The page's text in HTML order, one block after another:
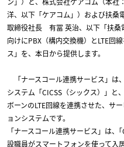
洋、以下「ケアコム」）および扶桑
取締役社長 有冨 英治、以下「扶桑
向けにPBX（構内交換機）とLTE回
ス」を、本日から提供します。
「ナースコール連携サービス」は
システム「CICSS（シックス）」と
ボーンのLTE回線を連携させた、サ
ョンシステムです。
「ナースコール連携サービス」は
設職員がスマートフォンを使って入